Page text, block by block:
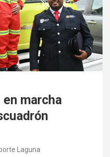
en marcha
Laguna